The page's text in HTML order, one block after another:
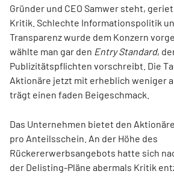
Gründer und CEO Samwer steht,
Kritik. Schlechte Informationspolitik
Transparenz wurde dem Konzern
wählte man gar den Entry Standard,
Publizitätspflichten vorschreibt. Die
Aktionäre jetzt mit erheblich weniger
trägt einen faden Beigeschmack.
Das Unternehmen bietet den
pro Anteilsschein. An der Höhe des
Rückererwerbsangebots hatte sich
der Delisting-Pläne abermals Kritik